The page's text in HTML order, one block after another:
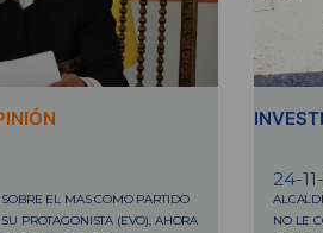
EL MAS COMO PARTIDO
PROTAGONISTA (EVO), AHORA
24-
NO LE